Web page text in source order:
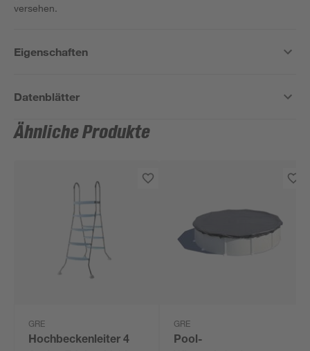
versehen.
Eigenschaften
Datenblätter
Ähnliche Produkte
GRE
Hochbeckenleiter 4
GRE
Pool-